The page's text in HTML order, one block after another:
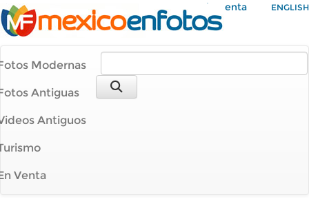
Mi Cuenta ENGLISH
Modernas
Antiguas
Antiguos
Venta